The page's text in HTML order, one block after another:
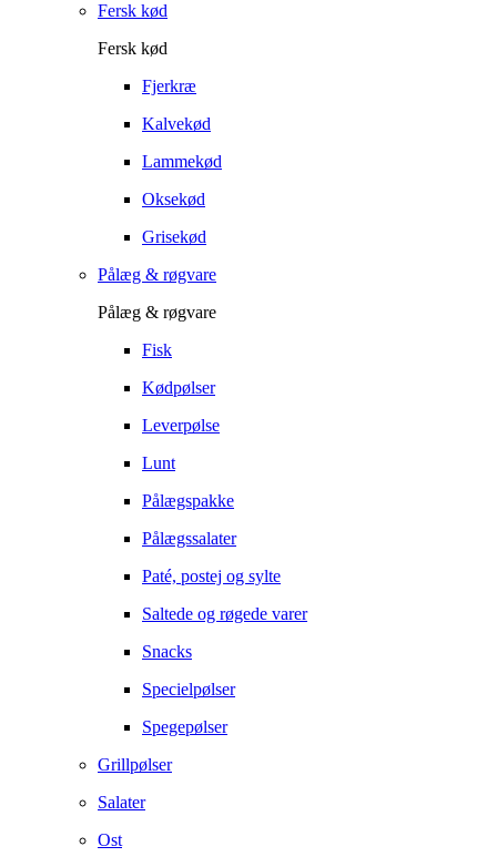
Fersk kød
Fersk kød
Fjerkræ
Kalvekød
Lammekød
Oksekød
Grisekød
Pålæg & røgvare
Pålæg & røgvare
Fisk
Kødpølser
Leverpølse
Lunt
Pålægspakke
Pålægssalater
Paté, postej og sylte
Saltede og røgede varer
Snacks
Specielpølser
Spegepølser
Grillpølser
Salater
Ost